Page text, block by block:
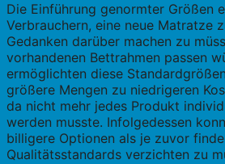
Die Einführung genormter Größen
Verbrauchern, eine neue Matratze
Gedanken darüber machen zu
vorhandenen Bettrahmen passen
ermöglichten diese
größere Mengen zu niedrigeren
da nicht mehr jedes Produkt
werden musste. Infolgedessen
billigere Optionen als je zuvor
Qualitätsstandards verzichten zu